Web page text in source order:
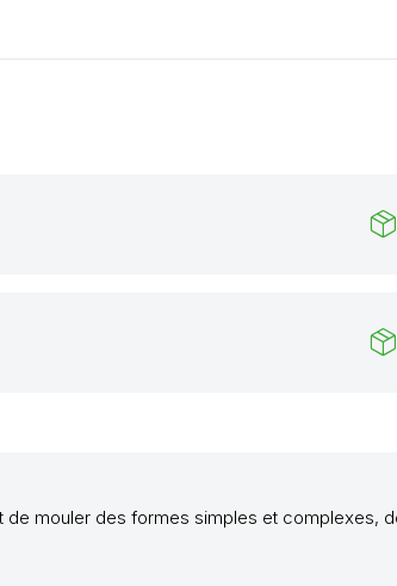
package_2
package_2
mouler des formes simples et complexes,